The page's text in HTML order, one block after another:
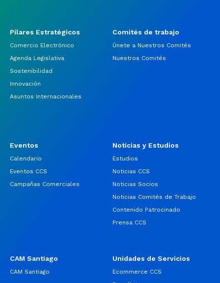
Pilares Estratégicos
Comercio Electrónico
Agenda Legislativa
Sostenibilidad
Innovación
Asuntos Internacionales
Comités de trabajo
Únete a Nuestros Comités
Nuestros Comités
Eventos
Calendario
Eventos CCS
Campañas Comerciales
Noticias y Estudios
Estudios
Noticias CCS
Noticias Socios
Noticias Comités de Trabajo
Contenido Patrocinado
Prensa CCS
CAM Santiago
CAM Santiago
Unidades de Servicios
Ecommerce CCS